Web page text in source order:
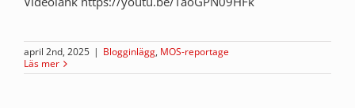
april 2nd, 2025 | Blogginlägg, MOS-reportage
Läs mer